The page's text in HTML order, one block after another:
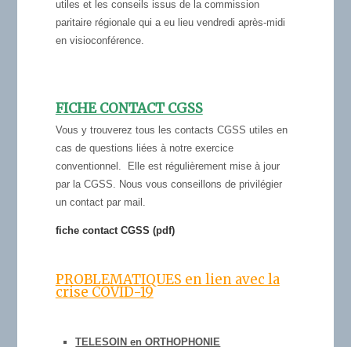
utiles et les conseils issus de la commission
paritaire régionale qui a eu lieu vendredi après-midi
en visioconférence.
FICHE CONTACT CGSS
Vous y trouverez tous les contacts CGSS utiles en
cas de questions liées à notre exercice
conventionnel.
Elle est régulièrement mise à jour
par la CGSS. Nous vous conseillons de privilégier
un contact par mail.
fiche contact CGSS (pdf)
PROBLEMATIQUES en lien avec la
crise COVID-19
TELESOIN en ORTHOPHONIE